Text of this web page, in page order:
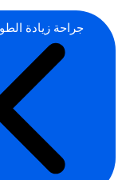
جراحة زيادة